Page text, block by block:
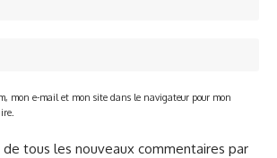
mon e-mail et mon site dans le navigateur pour mon
tous les nouveaux commentaires par